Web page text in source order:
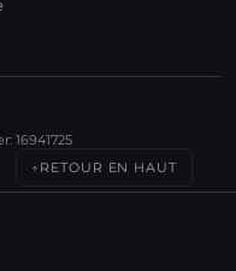
16941725
↑ RETOUR EN HAUT